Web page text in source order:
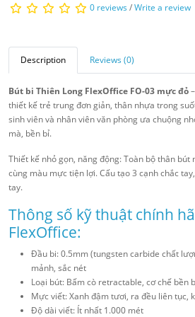
0 reviews/Write a review
Description Reviews (0)
Bút bi Thiên Long FlexOffice FO-03 mực đỏ
thiết kế trẻ trung đơn giản, thân nhựa trong
sinh viên và nhân viên văn phòng ưa chuộng
mà, bền bỉ.
Thiết kế nhỏ gọn, năng động: Toàn bộ thân
cùng màu mực tiện lợi. Cấu tạo 3 cạnh chắc
tay.
Thông số kỹ thuật chính
FlexOffice:
Đầu bi: 0.5mm (tungsten carbide chất
mảnh, sắc nét
Loại bút: Bấm cò retractable, cơ chế bền
Mực viết: Xanh đậm tươi, ra đều liên tục,
Độ dài viết: Ít nhất 1.000 mét